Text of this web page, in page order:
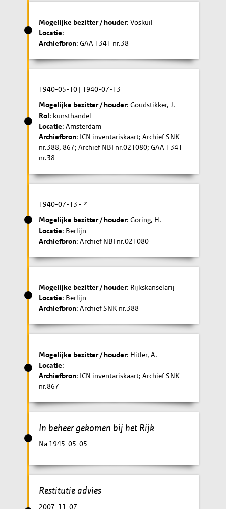
Mogelijke bezitter / houder: Voskuil
Locatie:
Archiefbron: GAA 1341 nr.38
1940-05-10 | 1940-07-13
Mogelijke bezitter / houder: Goudstikker, J.
Rol: kunsthandel
Locatie: Amsterdam
Archiefbron: ICN inventariskaart; Archief SNK
nr.388, 867; Archief NBI nr.021080; GAA 1341
nr.38
1940-07-13 - *
Mogelijke bezitter / houder: Göring, H.
Locatie: Berlijn
Archiefbron: Archief NBI nr.021080
Mogelijke bezitter / houder: Rijkskanselarij
Locatie: Berlijn
Archiefbron: Archief SNK nr.388
Mogelijke bezitter / houder: Hitler, A.
Locatie:
Archiefbron: ICN inventariskaart; Archief SNK
nr.867
In beheer gekomen bij het Rijk
Na 1945-05-05
Restitutie advies
2007-11-07